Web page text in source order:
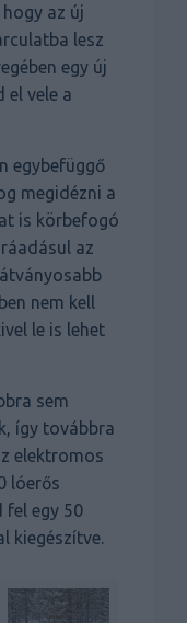
az új
lesz
egy új
vele a
egybefüggő
megidézni a
is körbefogó
az
nem kell
le is lehet
sem
így továbbra
elektromos
lóerős
egy 50
kiegészítve.